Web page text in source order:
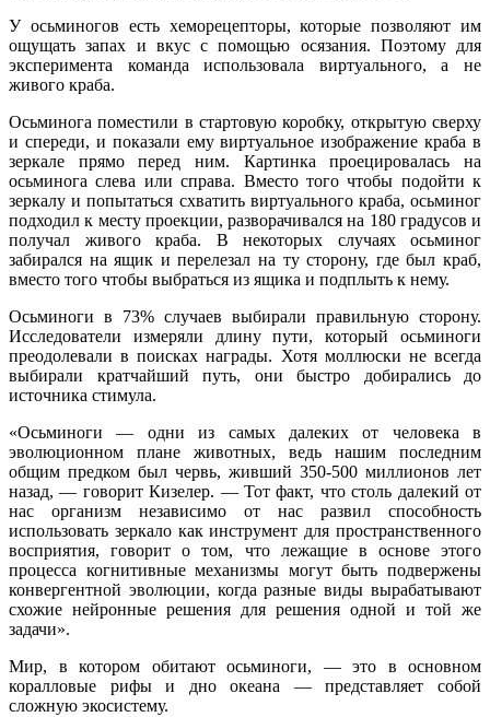
У осьминогов есть хеморецепторы, которые позволяют им
ощущать запах и вкус с помощью осязания. Поэтому для
эксперимента команда использовала виртуального, а не
живого краба.
Осьминога поместили в стартовую коробку, открытую сверху
и спереди, и показали ему виртуальное изображение краба в
зеркале прямо перед ним. Картинка проецировалась на
осьминога слева или справа. Вместо того чтобы подойти к
зеркалу и попытаться схватить виртуального краба, осьминог
подходил к месту проекции, разворачивался на 180 градусов и
получал живого краба. В некоторых случаях осьминог
забирался на ящик и перелезал на ту сторону, где был краб,
вместо того чтобы выбраться из ящика и подплыть к нему.
Осьминоги в 73% случаев выбирали правильную сторону.
Исследователи измеряли длину пути, который осьминоги
преодолевали в поисках награды. Хотя моллюски не всегда
выбирали кратчайший путь, они быстро добирались до
источника стимула.
«Осьминоги — одни из самых далеких от человека в
эволюционном плане животных, ведь нашим последним
общим предком был червь, живший 350-500 миллионов лет
назад, — говорит Кизелер. — Тот факт, что столь далекий от
нас организм независимо от нас развил способность
использовать зеркало как инструмент для пространственного
восприятия, говорит о том, что лежащие в основе этого
процесса когнитивные механизмы могут быть подвержены
конвергентной эволюции, когда разные виды вырабатывают
схожие нейронные решения для решения одной и той же
задачи».
Мир, в котором обитают осьминоги, — это в основном
коралловые рифы и дно океана — представляет собой
сложную экосистему.